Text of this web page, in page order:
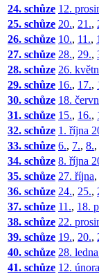
24. schůze 12.
25. schůze 20., 21.,
26. schůze 10., 11.,
27. schůze 28., 29.,
28. schůze 26.
29. schůze 16., 17.,
30. schůze 18.
31. schůze 15., 16.,
32. schůze 1. října
33. schůze 6., 7., 8.,
34. schůze 8. října
35. schůze 27. října,
36. schůze 24., 25.,
37. schůze 11., 18.
38. schůze 22.
39. schůze 19., 20.,
40. schůze 28.
41. schůze 12.